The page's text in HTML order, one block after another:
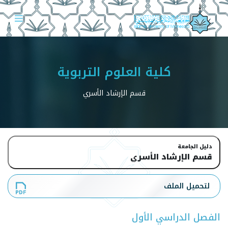
كلية العلوم التربوية
قسم الإرشاد الأسري
دليل الجامعة
قسم الإرشاد الأسري
لتحميل الملف
الفصل الدراسي الأول